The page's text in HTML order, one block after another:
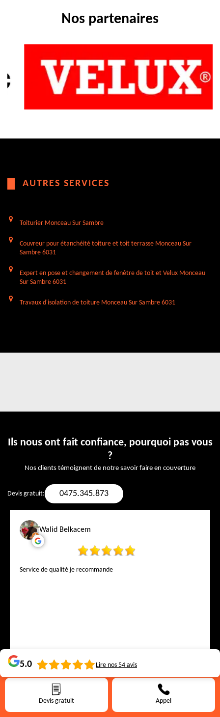
Devis gratuit Appel
Nos partenaires
AUTRES SERVICES
Toiturier Monceau Sur Sambre
Couvreur pour étanchéité toiture et toit terrasse Monceau Sur
Sambre 6031
Expert en pose et changement de fenêtre de toit et Velux Monceau
Sur Sambre 6031
Travaux d'isolation de toiture Monceau Sur Sambre 6031
Ils nous ont fait confiance, pourquoi pas vous
?
Nos clients témoignent de notre savoir faire en couverture
Devis gratuit: 0475.345.873
Walid Belkacem
Service de qualité je recommande
Miss
restau au top ???????? , super bon aliments de qualité. Prix
5.0 Lire nos 54 avis